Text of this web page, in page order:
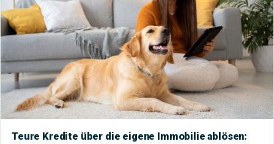
Teure Kredite über die eigene Immobilie ablösen: